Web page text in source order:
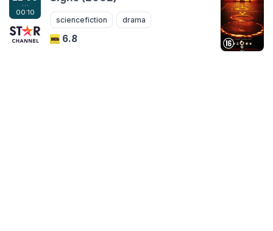
…
00:10
sciencefiction drama
6.8